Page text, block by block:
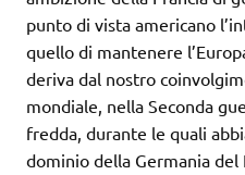
punto di vista americano
quello di mantenere
deriva dal nostro
mondiale, nella Seconda
fredda, durante le quali
dominio della Germania